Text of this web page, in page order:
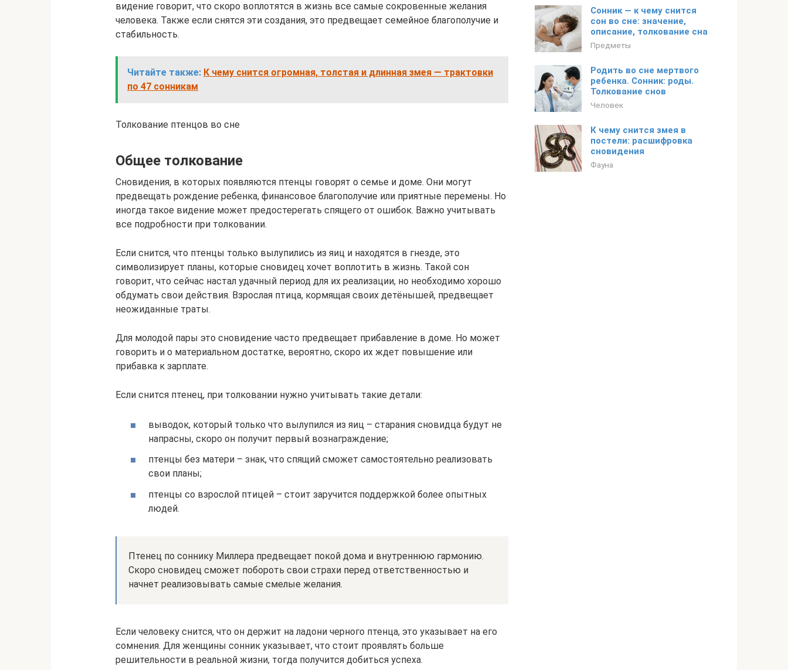
видение говорит, что скоро воплотятся в жизнь все самые сокровенные желания
человека. Также если снятся эти создания, это предвещает семейное благополучие и
стабильность.
Читайте также: К чему снится огромная, толстая и длинная змея — трактовки
по 47 сонникам
Толкование птенцов во сне
Общее толкование
Сновидения, в которых появляются птенцы говорят о семье и доме. Они могут
предвещать рождение ребенка, финансовое благополучие или приятные перемены. Но
иногда такое видение может предостерегать спящего от ошибок. Важно учитывать
все подробности при толковании.
Если снится, что птенцы только вылупились из яиц и находятся в гнезде, это
символизирует планы, которые сновидец хочет воплотить в жизнь. Такой сон
говорит, что сейчас настал удачный период для их реализации, но необходимо хорошо
обдумать свои действия. Взрослая птица, кормящая своих детёнышей, предвещает
неожиданные траты.
Для молодой пары это сновидение часто предвещает прибавление в доме. Но может
говорить и о материальном достатке, вероятно, скоро их ждет повышение или
прибавка к зарплате.
Если снится птенец, при толковании нужно учитывать такие детали:
выводок, который только что вылупился из яиц – старания сновидца будут не
напрасны, скоро он получит первый вознаграждение;
птенцы без матери – знак, что спящий сможет самостоятельно реализовать
свои планы;
птенцы со взрослой птицей – стоит заручится поддержкой более опытных
людей.
Птенец по соннику Миллера предвещает покой дома и внутреннюю гармонию.
Скоро сновидец сможет побороть свои страхи перед ответственностью и
начнет реализовывать самые смелые желания.
Если человеку снится, что он держит на ладони черного птенца, это указывает на его
сомнения. Для женщины сонник указывает, что стоит проявлять больше
решительности в реальной жизни, тогда получится добиться успеха.
Сонник — к чему снится
сон во сне: значение,
описание, толкование сна
Предметы
Родить во сне мертвого
ребенка. Сонник: роды.
Толкование снов
Человек
К чему снится змея в
постели: расшифровка
сновидения
Фауна